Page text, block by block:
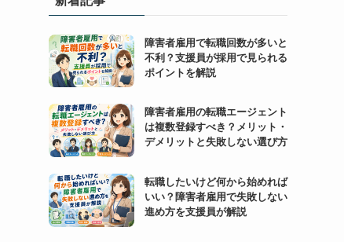
障害者雇用で転職回数が多いと
不利？支援員が採用で見られる
ポイントを解説
障害者雇用の転職エージェント
は複数登録すべき？メリット・
デメリットと失敗しない選び方
転職したいけど何から始めれば
いい？障害者雇用で失敗しない
進め方を支援員が解説